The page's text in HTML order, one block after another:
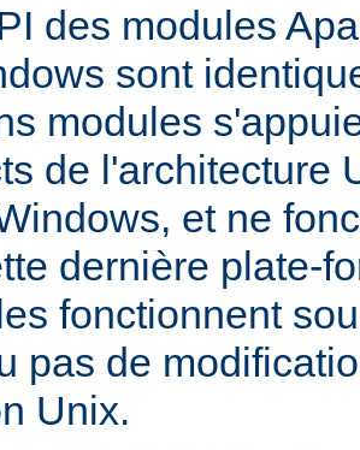
des modules
sont
modules
de l'architecture
et ne
dernière plate-
fonctionnent
pas de
Unix.